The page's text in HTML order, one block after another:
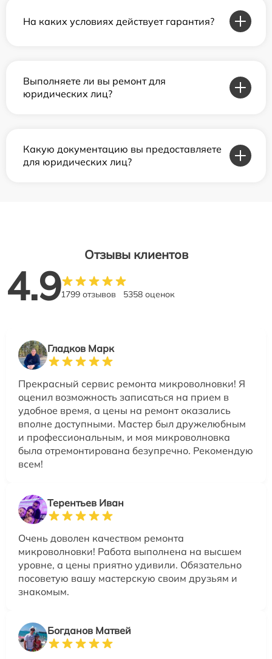
На каких условиях действует гарантия?
Выполняете ли вы ремонт для
юридических лиц?
Какую документацию вы предоставляете
для юридических лиц?
Отзывы клиентов
4.91799 отзывов 5358 оценок
Гладков Марк
Прекрасный сервис ремонта микроволновки! Я
оценил возможность записаться на прием в
удобное время, а цены на ремонт оказались
вполне доступными. Мастер был дружелюбным
и профессиональным, и моя микроволновка
была отремонтирована безупречно. Рекомендую
всем!
Терентьев Иван
Очень доволен качеством ремонта
микроволновки! Работа выполнена на высшем
уровне, а цены приятно удивили. Обязательно
посоветую вашу мастерскую своим друзьям и
знакомым.
Богданов Матвей